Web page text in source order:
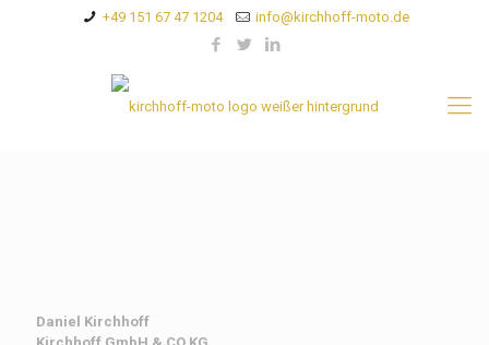
+49 151 67 47 1204 info@kirchhoff-moto.de
Daniel Kirchhoff